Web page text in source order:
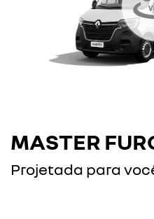
MASTER
Projetada para